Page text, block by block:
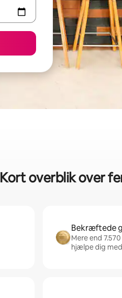
Kort overblik over
Bekræftede
Mere end
hjælpe dig